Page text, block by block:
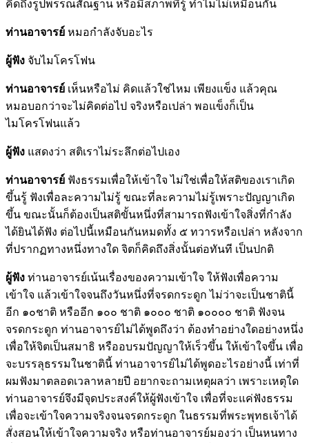
คิดถึงรูปพรรณสัณฐาน หรือมีสภาพที่รู้ ทำไมไม่เหมือนกัน
ท่านอาจารย์ หมอกำลังจับอะไร
ผู้ฟัง จับไมโครโฟน
ท่านอาจารย์ เห็นหรือไม่ คิดแล้วใช่ไหม เพียงแข็ง แล้วคุณ
หมอบอกว่าจะไม่คิดต่อไป จริงหรือเปล่า พอแข็งก็เป็น
ไมโครโฟนแล้ว
ผู้ฟัง แสดงว่า สติเราไม่ระลึกต่อไปเอง
ท่านอาจารย์ ฟังธรรมเพื่อให้เข้าใจ ไม่ใช่เพื่อให้สติของเราเกิด
ขึ้นรู้ ฟังเพื่อละความไม่รู้ ขณะที่ละความไม่รู้เพราะปัญญาเกิด
ขึ้น ขณะนั้นก็ต้องเป็นสติขั้นหนึ่งที่สามารถฟังเข้าใจสิ่งที่กำลัง
ได้ยินได้ฟัง ต่อไปนี้เหมือนกันหมดทั้ง ๕ ทวารหรือเปล่า หลังจาก
ที่ปรากฏทางหนึ่งทางใด จิตก็คิดถึงสิ่งนั้นต่อทันที เป็นปกติ
ผู้ฟัง ท่านอาจารย์เน้นเรื่องของความเข้าใจ ให้ฟังเพื่อความ
เข้าใจ แล้วเข้าใจจนถึงวันหนึ่งที่จรดกระดูก ไม่ว่าจะเป็นชาตินี้
อีก ๑๐ชาติ หรืออีก ๑๐๐ ชาติ ๑๐๐๐ ชาติ ๑๐๐๐๐ ชาติ ฟังจน
จรดกระดูก ท่านอาจารย์ไม่ได้พูดถึงว่า ต้องทำอย่างใดอย่างหนึ่ง
เพื่อให้จิตเป็นสมาธิ หรืออบรมปัญญาให้เร็วขึ้น ให้เข้าใจขึ้น เพื่อ
จะบรรลุธรรมในชาตินี้ ท่านอาจารย์ไม่ได้พูดอะไรอย่างนี้ เท่าที่
ผมฟังมาตลอดเวลาหลายปี อยากจะถามเหตุผลว่า เพราะเหตุใด
ท่านอาจารย์จึงมีจุดประสงค์ให้ผู้ฟังเข้าใจ เพื่อที่จะแค่ฟังธรรม
เพื่อจะเข้าใจความจริงจนจรดกระดูก ในธรรมที่พระพุทธเจ้าได้
สั่งสอนให้เข้าใจความจริง หรือท่านอาจารย์มองว่า เป็นหนทาง